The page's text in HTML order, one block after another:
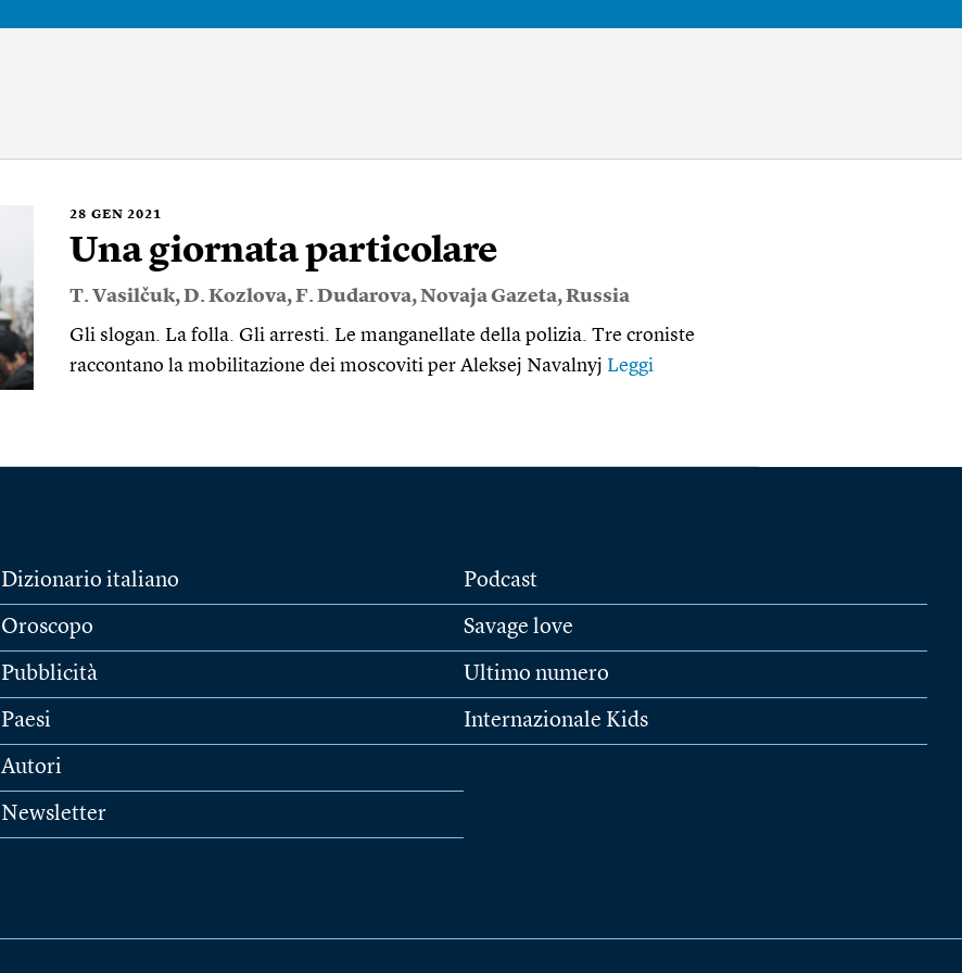
28 GEN 2021
Una giornata particolare
T. Vasilčuk,D. Kozlova,F. Dudarova,Novaja Gazeta,Russia
Gli slogan. La folla. Gli arresti. Le manganellate della polizia. Tre croniste
raccontano la mobilitazione dei moscoviti per Aleksej Navalnyj Leggi
Dizionario italiano
Oroscopo
Pubblicità
Paesi
Autori
Newsletter
Podcast
Savage love
Ultimo numero
Internazionale Kids